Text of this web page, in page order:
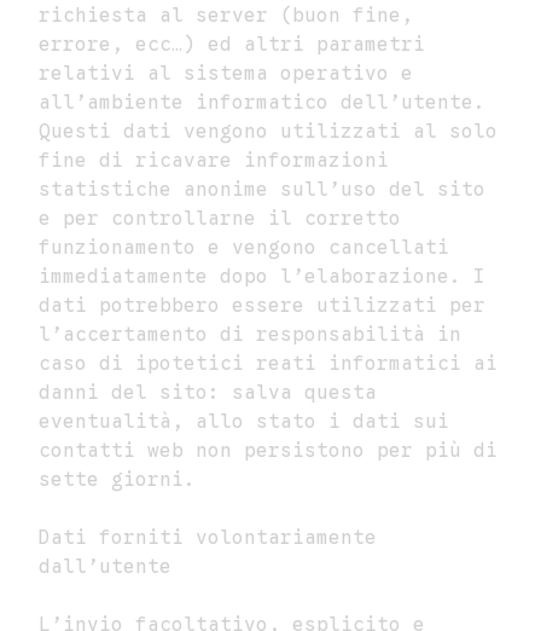
richiesta al server (buon fine,
errore, ecc…) ed altri parametri
relativi al sistema operativo e
all’ambiente informatico dell’utente.
Questi dati vengono utilizzati al solo
fine di ricavare informazioni
statistiche anonime sull’uso del sito
e per controllarne il corretto
funzionamento e vengono cancellati
immediatamente dopo l’elaborazione. I
dati potrebbero essere utilizzati per
l’accertamento di responsabilità in
caso di ipotetici reati informatici ai
danni del sito: salva questa
eventualità, allo stato i dati sui
contatti web non persistono per più di
sette giorni.
Dati forniti volontariamente
dall’utente
L’invio facoltativo, esplicito e